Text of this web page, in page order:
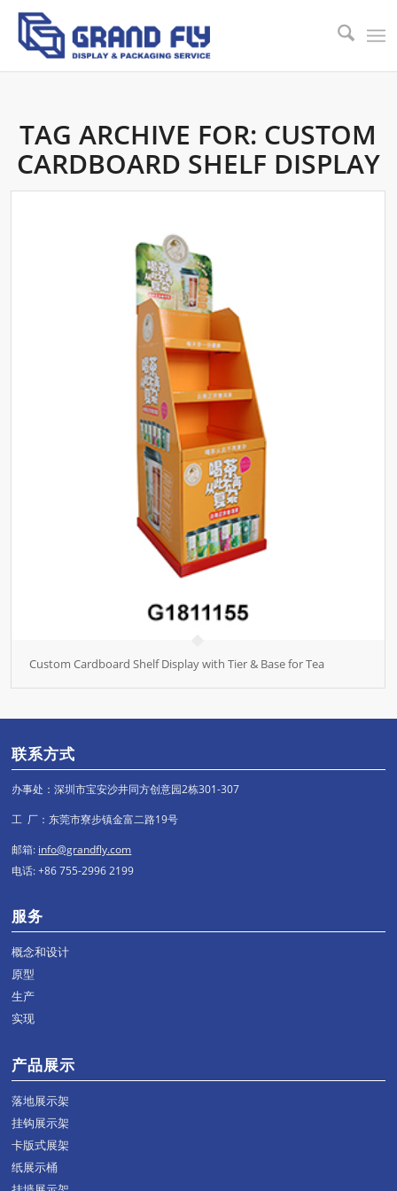
TAG ARCHIVE FOR: CUSTOM
CARDBOARD SHELF DISPLAY
Custom Cardboard Shelf Display with Tier & Base for Tea
联系方式
办事处：深圳市宝安沙井同方创意园2栋301-307
工 厂：东莞市寮步镇金富二路19号
邮箱: info@grandfly.com
电话: +86 755-2996 2199
服务
概念和设计
原型
生产
实现
产品展示
落地展示架
挂钩展示架
卡版式展架
纸展示桶